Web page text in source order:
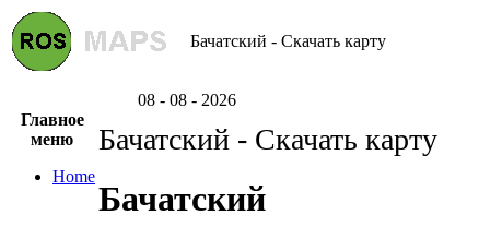
Бачатский - Скачать карту
08 - 08 - 2026
Главное
меню
Home
Бачатский - Скачать карту
Бачатский